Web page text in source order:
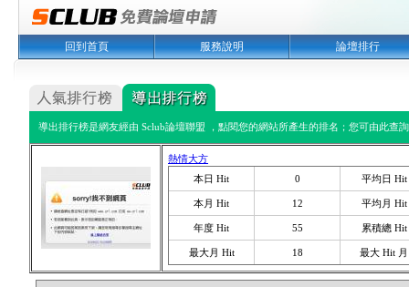
回到首頁 服務說明 論壇排行
導出排行榜是網友經由 Sclub論壇聯盟 ，點閱您的網站所產生的排名；您可由此查
熱情大方
本日 Hit
0 平均日 Hit
本月 Hit 12 平均月 Hit
年度 Hit 55 累積總 Hit
最大月 Hit 18 最大 Hit 月